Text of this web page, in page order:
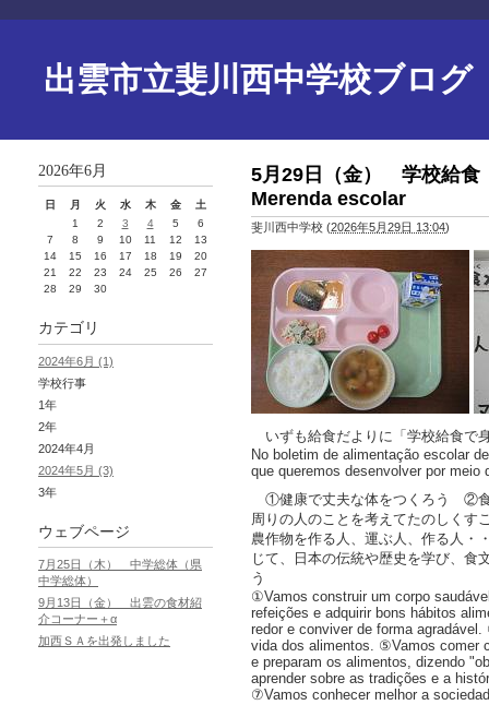
出雲市立斐川西中学校ブログ
5月29日（金） 学校給
Merenda escolar
斐川西中学校 (2026年5月29日 13:04)
いずも給食だよりに「学校給食で
No boletim de alimentação escolar
que queremos desenvolver por meio
①健康で丈夫な体をつくろう ②
周りの人のことを考えてたのしく
農作物を作る人、運ぶ人、作る人
じて、日本の伝統や歴史を学び、
う
①Vamos construir um corpo
refeições e adquirir bons hábitos
redor e conviver de forma
vida dos alimentos. ⑤Vamos comer
e preparam os alimentos, dizendo
aprender sobre as tradições e a
⑦Vamos conhecer melhor a
2026年6月
日 月 火 水 木 金
土
1
2 3 4 5
6
7
8 9 10 11 12
13
14
15 16 17 18 19
20
21
22 23 24 25 26
27
28
29 30
カテゴリ
2024年6月 (1)
学校行事
1年
2年
2024年4月
2024年5月 (3)
3年
ウェブページ
7月25日（木） 中学総体（県
中学総体）
9月13日（金） 出雲の食材紹
介コーナー＋α
加西ＳＡを出発しました